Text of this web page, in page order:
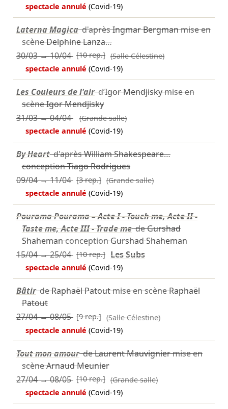
spectacle annulé(Covid-19)
Laterna Magicad'aprèsIngmar Bergmanmise en
scèneDelphine Lanza…
30/03→10/04 [10 rep.] (Salle Célestine)
spectacle annulé(Covid-19)
Les Couleurs de l'aird’Igor Mendjiskymise en
scèneIgor Mendjisky
31/03→04/04
(Grande salle)
spectacle annulé(Covid-19)
By Heartd'aprèsWilliam Shakespeare…
conceptionTiago Rodrigues
09/04→11/04 [3 rep.] (Grande salle)
spectacle annulé(Covid-19)
Pourama Pourama – Acte I - Touch me, Acte II -
Taste me, Acte III - Trade medeGurshad
ShahemanconceptionGurshad Shaheman
15/04→25/04 [10 rep.] Les Subs
spectacle annulé(Covid-19)
BâtirdeRaphaël Patoutmise en scèneRaphaël
Patout
27/04→08/05 [9 rep.] (Salle Célestine)
spectacle annulé(Covid-19)
Tout mon amourdeLaurent Mauvigniermise en
scèneArnaud Meunier
27/04→08/05 [10 rep.] (Grande salle)
spectacle annulé(Covid-19)